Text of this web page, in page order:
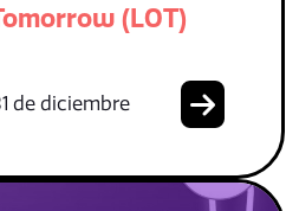
(LOT)
de diciembre